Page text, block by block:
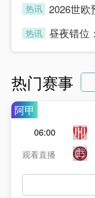
热讯
热讯
热门赛事
阿甲
06:00
观看直播